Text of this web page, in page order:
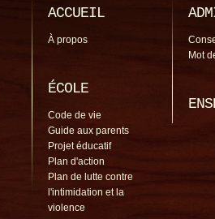
ACCUEIL
À propos
ÉCOLE
Code de vie
Guide aux parents
Projet éducatif
Plan d'action
Plan de lutte contre
l'intimidation et la
violence
Mot